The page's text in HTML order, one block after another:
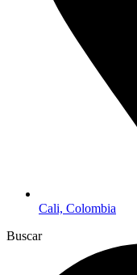
Cali, Colombia
Buscar